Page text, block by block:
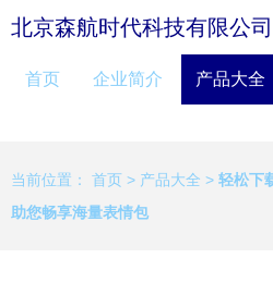
北京森航时代科技有限公司
首页 企业简介 产品大全
当前位置： 首页 > 产品大全 > 轻松下
助您畅享海量表情包